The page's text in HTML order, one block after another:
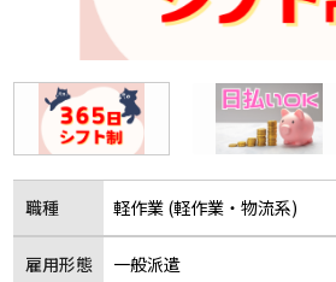
職種 軽作業 (軽作業・物流系)
雇用形態 一般派遣